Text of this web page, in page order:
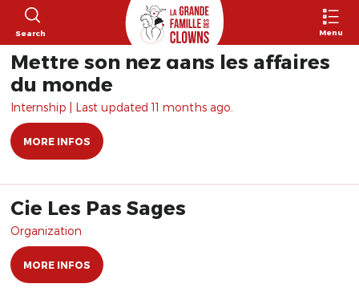
Search Menu
Mettre son nez dans les affaires
du monde
Internship | Last updated 11 months ago.
MORE INFOS
Cie Les Pas Sages
Organization
MORE INFOS